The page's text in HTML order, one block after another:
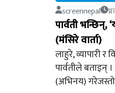
screennepal
पार्वती भन्छिन्,
(मंसिरे वार्ता)
लाहुरे, व्यापारी
पार्वतीले बताइन्
(अभिनय)